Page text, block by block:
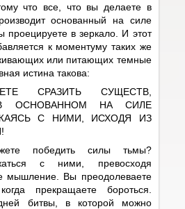
что все, что вы делаете в
основанный на силе
проецируете в зеркало. И этот
к моментуму таких же
или питающих темные
истина такова:
СРАЗИТЬ СУЩЕСТВ,
ОСНОВАННОМ НА СИЛЕ
С НИМИ, ИСХОДЯ ИЗ
победить силы тьмы?
с ними, превосходя
мышление. Вы преодолеваете
прекращаете бороться.
битвы, в которой можно